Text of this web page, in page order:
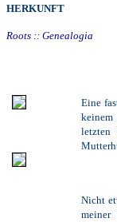
HERKUNFT
Roots :: Genealogia
Eine
keinem
Nicht
meiner